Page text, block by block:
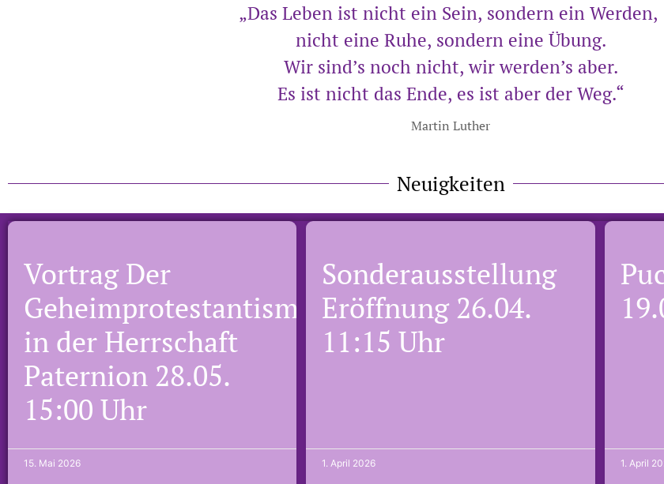
„Das Leben ist nicht ein Sein, sondern ein Werden,
nicht eine Ruhe, sondern eine Übung.
Wir sind’s noch nicht, wir werden’s aber.
Es ist nicht das Ende, es ist aber der Weg.“
Martin Luther
Neuigkeiten
Vortrag Der
Geheimprotestantismus
in der Herrschaft
Paternion 28.05.
15:00 Uhr
15. Mai 2026
Sonderausstellung
Eröffnung 26.04.
11:15 Uhr
1. April 2026 1. April